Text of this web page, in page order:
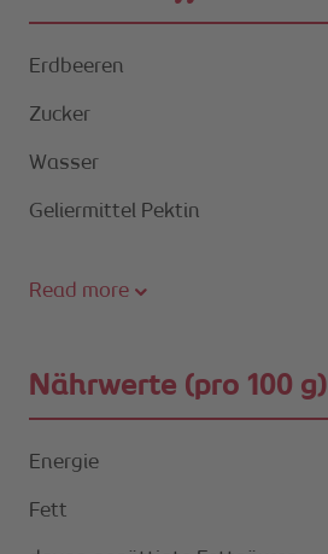
Erdbeeren
Zucker
Wasser
Geliermittel Pektin
Read more
Nährwerte (pro 100 g)
Energie
Fett